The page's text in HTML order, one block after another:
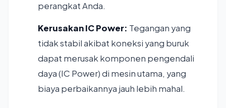
perangkat Anda.
Kerusakan IC Power: Tegangan yang
tidak stabil akibat koneksi yang buruk
dapat merusak komponen pengendali
daya (IC Power) di mesin utama, yang
biaya perbaikannya jauh lebih mahal.